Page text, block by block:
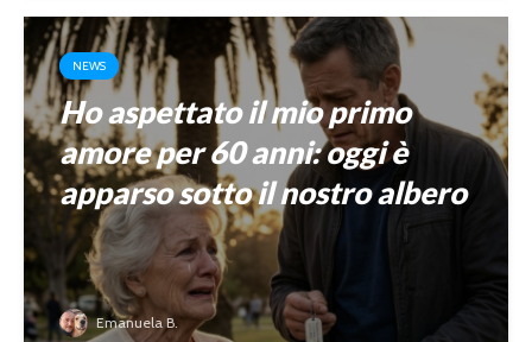
NEWS
Ho aspettato il mio primo
amore per 60 anni: oggi è
apparso sotto il nostro albero
Emanuela B.